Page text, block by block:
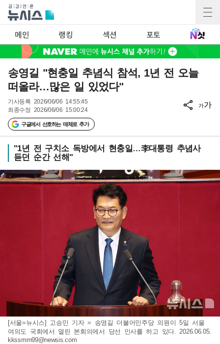
메인 랭킹 섹션 포토
송영길 "현충일 추념식 참석, 1년 전 오늘
떠올라…많은 일 있었다"
기사등록 2026/06/06 14:55:45
최종수정 2026/06/06 15:00:24
구글에서 선호하는 매체로 추가
가가
"1년 전 구치소 독방에서 현충일…李대통령 추념사
듣던 순간 선해"
[서울=뉴시스] 고승민 기자 = 송영길 더불어민주당 의원이 5일 서울
여의도 국회에서 열린 본회의에서 당선 인사를 하고 있다. 2026.06.05.
kkssmm99@newsis.com